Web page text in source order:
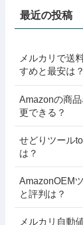
最近の投稿
メルカリで送
すめと最安は？
Amazonの商
更できる？
せどりツール
は？
AmazonOEM
と評判は？
メルカリ自動